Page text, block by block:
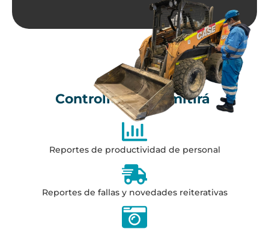
Controller te permitirá
Reportes de productividad de personal
Reportes de fallas y novedades reiterativas